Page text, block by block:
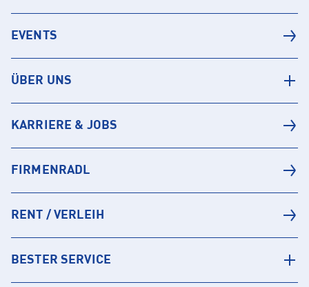
EVENTS
ÜBER UNS
KARRIERE & JOBS
FIRMENRADL
RENT / VERLEIH
BESTER SERVICE